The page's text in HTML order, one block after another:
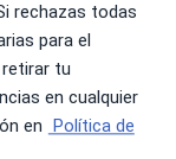
es
aumento de consultas
rechazas todas
para el
tu
en cualquier
en Política de